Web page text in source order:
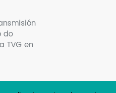
do
TVG en